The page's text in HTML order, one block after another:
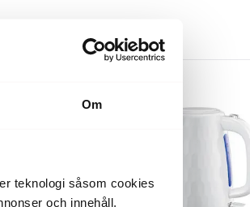
Om
teknologi såsom cookies
och innehåll,